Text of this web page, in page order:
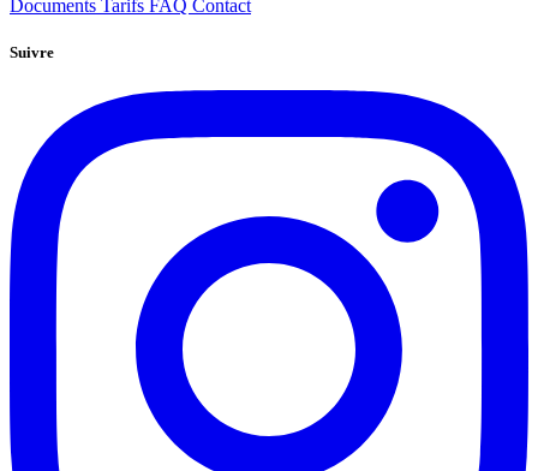
Documents Tarifs FAQ Contact
Suivre